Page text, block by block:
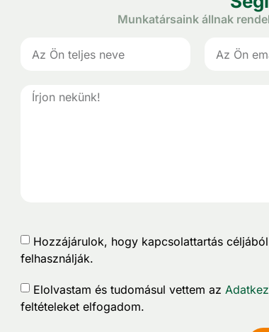
Munkatársaink állnak
Hozzájárulok, hogy kapcsolattartás
felhasználják.
Elolvastam és tudomásul vettem az
feltételeket elfogadom.